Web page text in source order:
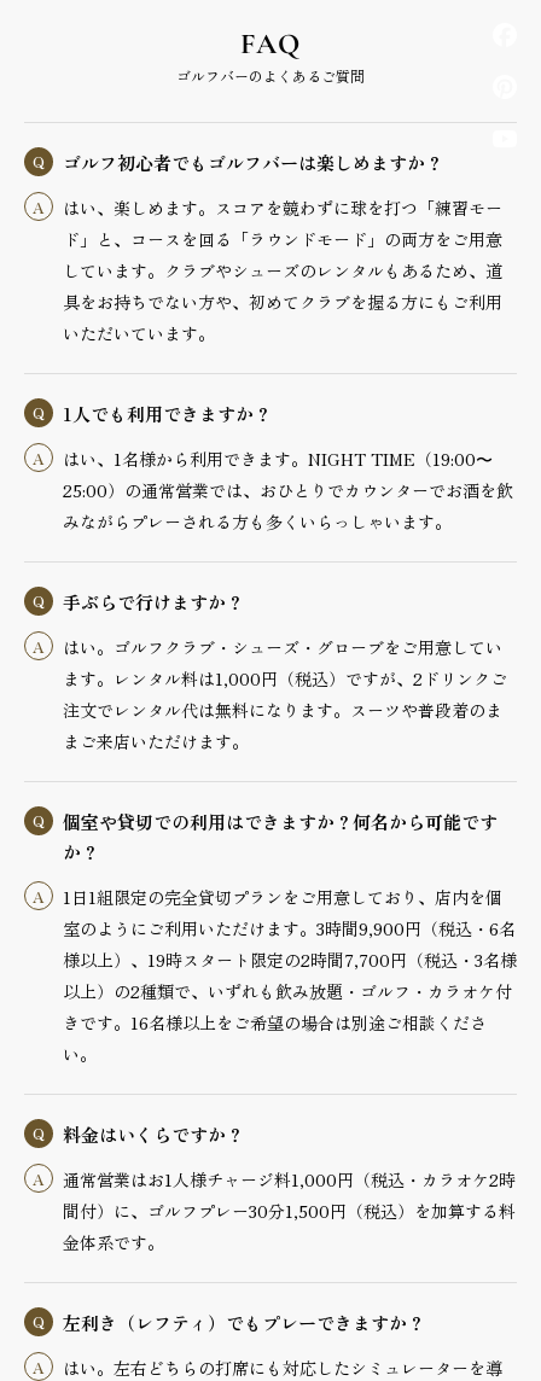
FAQ
ゴルフバーのよくあるご質問
ゴルフ初心者でもゴルフバーは楽しめますか？
はい、楽しめます。スコアを競わずに球を打つ「練習モー
ド」と、コースを回る「ラウンドモード」の両方をご用意
しています。クラブやシューズのレンタルもあるため、道
具をお持ちでない方や、初めてクラブを握る方にもご利用
いただいています。
1人でも利用できますか？
はい、1名様から利用できます。NIGHT TIME（19:00〜
25:00）の通常営業では、おひとりでカウンターでお酒を飲
みながらプレーされる方も多くいらっしゃいます。
手ぶらで行けますか？
はい。ゴルフクラブ・シューズ・グローブをご用意してい
ます。レンタル料は1,000円（税込）ですが、2ドリンクご
注文でレンタル代は無料になります。スーツや普段着のま
まご来店いただけます。
個室や貸切での利用はできますか？何名から可能です
か？
1日1組限定の完全貸切プランをご用意しており、店内を個
室のようにご利用いただけます。3時間9,900円（税込・6名
様以上）、19時スタート限定の2時間7,700円（税込・3名様
以上）の2種類で、いずれも飲み放題・ゴルフ・カラオケ付
きです。16名様以上をご希望の場合は別途ご相談くださ
い。
料金はいくらですか？
通常営業はお1人様チャージ料1,000円（税込・カラオケ2時
間付）に、ゴルフプレー30分1,500円（税込）を加算する料
金体系です。
左利き（レフティ）でもプレーできますか？
はい。左右どちらの打席にも対応したシミュレーターを導